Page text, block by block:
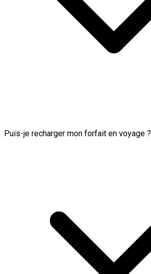
Puis-je recharger mon forfait en voyage ?